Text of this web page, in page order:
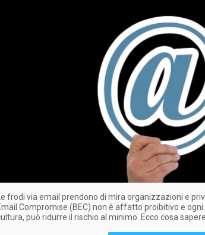
Le frodi via email prendono di mira organizzazioni e
Compromise (BEC) non è affatto proibitivo e
può ridurre il rischio al minimo. Ecco cosa sapere